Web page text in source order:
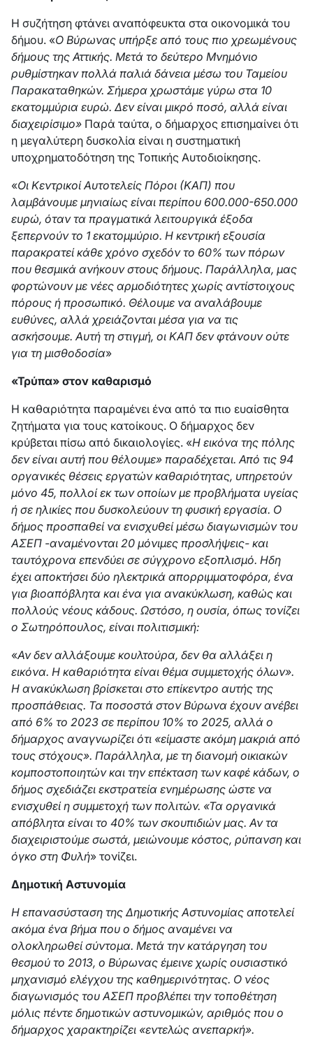
Η συζήτηση φτάνει αναπόφευκτα στα οικονομικά του
δήμου. «Ο Βύρωνας υπήρξε από τους πιο χρεωμένους
δήμους της Αττικής. Μετά το δεύτερο Μνημόνιο
ρυθμίστηκαν πολλά παλιά δάνεια μέσω του Ταμείου
Παρακαταθηκών. Σήμερα χρωστάμε γύρω στα 10
εκατομμύρια ευρώ. Δεν είναι μικρό ποσό, αλλά είναι
διαχειρίσιμο» Παρά ταύτα, ο δήμαρχος επισημαίνει ότι
η μεγαλύτερη δυσκολία είναι η συστηματική
υποχρηματοδότηση της Τοπικής Αυτοδιοίκησης.
«Οι Κεντρικοί Αυτοτελείς Πόροι (ΚΑΠ) που
λαμβάνουμε μηνιαίως είναι περίπου 600.000-650.000
ευρώ, όταν τα πραγματικά λειτουργικά έξοδα
ξεπερνούν το 1 εκατομμύριο. Η κεντρική εξουσία
παρακρατεί κάθε χρόνο σχεδόν το 60% των πόρων
που θεσμικά ανήκουν στους δήμους. Παράλληλα, μας
φορτώνουν με νέες αρμοδιότητες χωρίς αντίστοιχους
πόρους ή προσωπικό. Θέλουμε να αναλάβουμε
ευθύνες, αλλά χρειάζονται μέσα για να τις
ασκήσουμε. Αυτή τη στιγμή, οι ΚΑΠ δεν φτάνουν ούτε
για τη μισθοδοσία»
«Τρύπα» στον καθαρισμό
Η καθαριότητα παραμένει ένα από τα πιο ευαίσθητα
ζητήματα για τους κατοίκους. Ο δήμαρχος δεν
κρύβεται πίσω από δικαιολογίες. «Η εικόνα της πόλης
δεν είναι αυτή που θέλουμε» παραδέχεται. Από τις 94
οργανικές θέσεις εργατών καθαριότητας, υπηρετούν
μόνο 45, πολλοί εκ των οποίων με προβλήματα υγείας
ή σε ηλικίες που δυσκολεύουν τη φυσική εργασία. Ο
δήμος προσπαθεί να ενισχυθεί μέσω διαγωνισμών του
ΑΣΕΠ -αναμένονται 20 μόνιμες προσλήψεις- και
ταυτόχρονα επενδύει σε σύγχρονο εξοπλισμό. Ηδη
έχει αποκτήσει δύο ηλεκτρικά απορριμματοφόρα, ένα
για βιοαπόβλητα και ένα για ανακύκλωση, καθώς και
πολλούς νέους κάδους. Ωστόσο, η ουσία, όπως τονίζει
ο Σωτηρόπουλος, είναι πολιτισμική:
«Αν δεν αλλάξουμε κουλτούρα, δεν θα αλλάξει η
εικόνα. Η καθαριότητα είναι θέμα συμμετοχής όλων».
Η ανακύκλωση βρίσκεται στο επίκεντρο αυτής της
προσπάθειας. Τα ποσοστά στον Βύρωνα έχουν ανέβει
από 6% το 2023 σε περίπου 10% το 2025, αλλά ο
δήμαρχος αναγνωρίζει ότι «είμαστε ακόμη μακριά από
τους στόχους». Παράλληλα, με τη διανομή οικιακών
κομποστοποιητών και την επέκταση των καφέ κάδων, ο
δήμος σχεδιάζει εκστρατεία ενημέρωσης ώστε να
ενισχυθεί η συμμετοχή των πολιτών. «Τα οργανικά
απόβλητα είναι το 40% των σκουπιδιών μας. Αν τα
διαχειριστούμε σωστά, μειώνουμε κόστος, ρύπανση και
όγκο στη Φυλή» τονίζει.
Δημοτική Αστυνομία
Η επανασύσταση της Δημοτικής Αστυνομίας αποτελεί
ακόμα ένα βήμα που ο δήμος αναμένει να
ολοκληρωθεί σύντομα. Μετά την κατάργηση του
θεσμού το 2013, ο Βύρωνας έμεινε χωρίς ουσιαστικό
μηχανισμό ελέγχου της καθημερινότητας. Ο νέος
διαγωνισμός του ΑΣΕΠ προβλέπει την τοποθέτηση
μόλις πέντε δημοτικών αστυνομικών, αριθμός που ο
δήμαρχος χαρακτηρίζει «εντελώς ανεπαρκή».